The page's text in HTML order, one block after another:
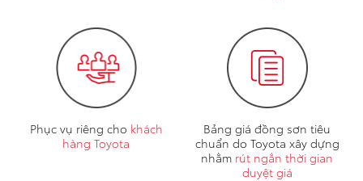
Phục vụ riêng cho khách
hàng Toyota
Bảng giá đồng sơn tiêu
chuẩn do Toyota xây dựng
nhằm rút ngắn thời gian
duyệt giá